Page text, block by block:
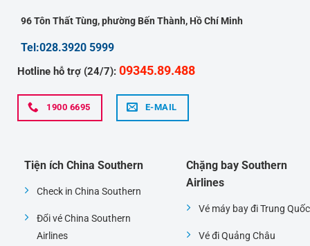
96 Tôn Thất Tùng, phường Bến Thành, Hồ Chí Minh
Tel:028.3920 5999
Hotline hỗ trợ (24/7): 09345.89.488
1900 6695 E-MAIL
Tiện ích China Southern
Check in China Southern
Đổi vé China Southern
Airlines
Chặng bay Southern
Airlines
Vé máy bay đi Trung Quốc
Vé đi Quảng Châu